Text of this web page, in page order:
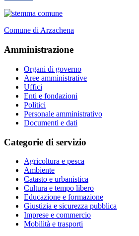
Comune di Arzachena
Amministrazione
Organi di governo
Aree amministrative
Uffici
Enti e fondazioni
Politici
Personale amministrativo
Documenti e dati
Categorie di servizio
Agricoltura e pesca
Ambiente
Catasto e urbanistica
Cultura e tempo libero
Educazione e formazione
Giustizia e sicurezza pubblica
Imprese e commercio
Mobilità e trasporti